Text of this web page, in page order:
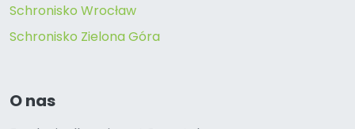
Schronisko Wrocław
Schronisko Zielona Góra
O nas